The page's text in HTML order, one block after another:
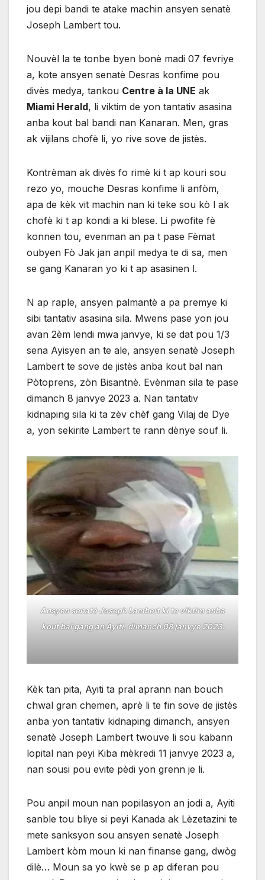
jou depi bandi te atake machin ansyen senatè
Joseph Lambert tou.
Nouvèl la te tonbe byen bonè madi 07 fevriye
a, kote ansyen senatè Desras konfime pou
divès medya, tankou Centre à la UNE ak
Miami Herald, li viktim de yon tantativ asasina
anba kout bal bandi nan Kanaran. Men, gras
ak vijilans chofè li, yo rive sove de jistès.
Kontrèman ak divès fo rimè ki t ap kouri sou
rezo yo, mouche Desras konfime li anfòm,
apa de kèk vit machin nan ki teke sou kò l ak
chofè ki t ap kondi a ki blese. Li pwofite fè
konnen tou, evenman an pa t pase Fèmat
oubyen Fò Jak jan anpil medya te di sa, men
se gang Kanaran yo ki t ap asasinen l.
N ap raple, ansyen palmantè a pa premye ki
sibi tantativ asasina sila. Mwens pase yon jou
avan 2èm lendi mwa janvye, ki se dat pou 1/3
sena Ayisyen an te ale, ansyen senatè Joseph
Lambert te sove de jistès anba kout bal nan
Pòtoprens, zòn Bisantnè. Evènman sila te pase
dimanch 8 janvye 2023 a. Nan tantativ
kidnaping sila ki ta zèv chèf gang Vilaj de Dye
a, yon sekirite Lambert te rann dènye souf li.
Ansyen senatè Joseph Lambert ki te viktim anba
kout bal gang an Ayiti, dimanch 08 janvye 2023.
Kèk tan pita, Ayiti ta pral aprann nan bouch
chwal gran chemen, aprè li te fin sove de jistès
anba yon tantativ kidnaping dimanch, ansyen
senatè Joseph Lambert twouve li sou kabann
lopital nan peyi Kiba mèkredi 11 janvye 2023 a,
nan sousi pou evite pèdi yon grenn je li.
Pou anpil moun nan popilasyon an jodi a, Ayiti
sanble tou bliye si peyi Kanada ak Lèzetazini te
mete sanksyon sou ansyen senatè Joseph
Lambert kòm moun ki nan finanse gang, dwòg
dilè… Moun sa yo kwè se p ap diferan pou